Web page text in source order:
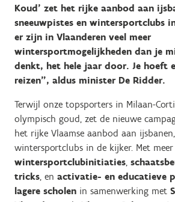
Koud’ zet het rijke aanbod aan
sneeuwpistes en wintersportclubs
er zijn in Vlaanderen veel meer
wintersportmogelijkheden dan je
denkt, het hele jaar door. Je hoeft
reizen”, aldus minister De Ridder.
Terwijl onze topsporters in Milaan-
olympisch goud, zet de nieuwe
het rijke Vlaamse aanbod aan
wintersportclubs in de kijker. Met
wintersportclubinitiaties,
tricks, en activatie- en educatieve
lagere scholen in samenwerking met